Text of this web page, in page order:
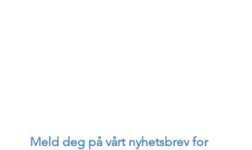
Meld deg på vårt nyhetsbrev for